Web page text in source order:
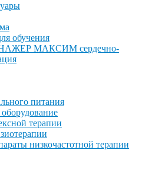
обучения
МАКСИМ сердечно-
питания
терапии
низкочастотной терапии